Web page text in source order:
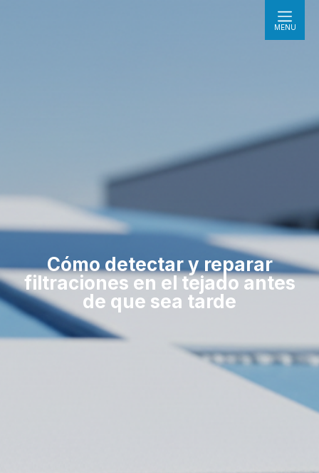
MENÚ
Cómo detectar y reparar
filtraciones en el tejado antes
de que sea tarde